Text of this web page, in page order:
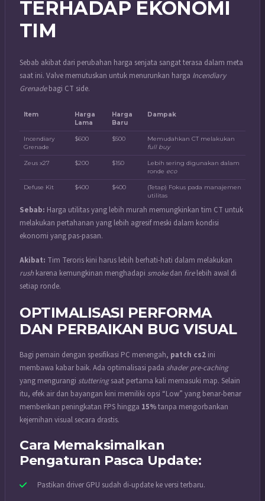
TERHADAP EKONOMI
TIM
Sebab akibat dari perubahan harga senjata sangat terasa dalam meta
saat ini. Valve memutuskan untuk menurunkan harga Incendiary
Grenadebagi CT side.
Item
Harga
Lama
Harga
Baru
Dampak
Incendiary
Grenade
$600 $500
Memudahkan CT melakukan
full buy
Zeus x27 $200 $150
Lebih sering digunakan dalam
ronde eco
Defuse Kit $400 $400
(Tetap) Fokus pada manajemen
utilitas
Sebab: Harga utilitas yang lebih murah memungkinkan tim CT untuk
melakukan pertahanan yang lebih agresif meski dalam kondisi
ekonomi yang pas-pasan.
Akibat: Tim Teroris kini harus lebih berhati-hati dalam melakukan
rush karena kemungkinan menghadapi smokedan firelebih awal di
setiap ronde.
OPTIMALISASI PERFORMA
DAN PERBAIKAN BUG VISUAL
Bagi pemain dengan spesifikasi PC menengah, patch cs2 ini
membawa kabar baik. Ada optimalisasi pada shader pre-caching
yang mengurangi stutteringsaat pertama kali memasuki map. Selain
itu, efek air dan bayangan kini memiliki opsi “Low” yang benar-benar
memberikan peningkatan FPS hingga 15%tanpa mengorbankan
kejernihan visual secara drastis.
Cara Memaksimalkan
Pengaturan Pasca Update:
Pastikan driver GPU sudah di-update ke versi terbaru.